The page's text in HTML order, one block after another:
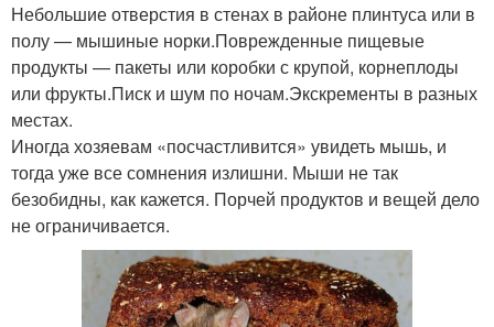
Небольшие отверстия в стенах в районе плинтуса или в
полу — мышиные норки.Поврежденные пищевые
продукты — пакеты или коробки с крупой, корнеплоды
или фрукты.Писк и шум по ночам.Экскременты в разных
местах.
Иногда хозяевам «посчастливится» увидеть мышь, и
тогда уже все сомнения излишни. Мыши не так
безобидны, как кажется. Порчей продуктов и вещей дело
не ограничивается.